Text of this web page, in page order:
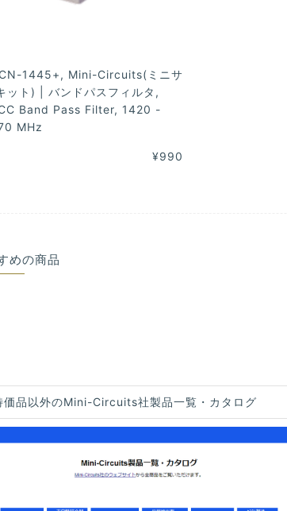
1445+, Mini-Circuits(ミニサ
ット) | バンドパスフィルタ,
Band Pass Filter, 1420 -
MHz
¥990
めの商品
価品以外のMini-Circuits社製品一覧・カタログ